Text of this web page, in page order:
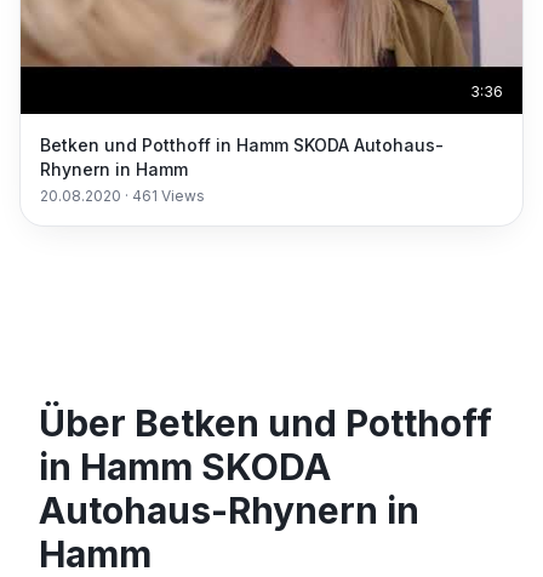
3:36
Betken und Potthoff in Hamm SKODA Autohaus-
Rhynern in Hamm
20.08.2020 · 461 Views
Über Betken und Potthoff
in Hamm SKODA
Autohaus-Rhynern in
Hamm